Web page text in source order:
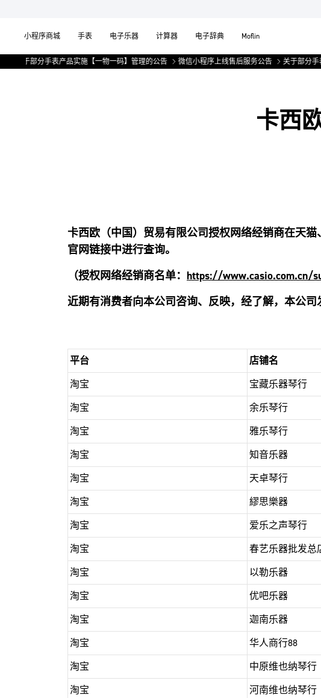
小程序商城 手表 电子乐器 计算器 电子辞典 Moflin
于部分手表产品实施【一物一码】管理的公告 微信小程序上线售后服务公告 关于部分手表产
卡西
卡西欧（中国）贸易有限公司授权网络经销商在天
官网链接中进行查询。
（授权网络经销商名单： https://www.casio.com.cn/
近期有消费者向本公司咨询、反映，经了解，本公司
平台
店铺名
淘宝
宝藏乐器琴行
淘宝
余乐琴行
淘宝
雅乐琴行
淘宝
知音乐器
淘宝
天卓琴行
淘宝
繆思樂器
淘宝
爱乐之声琴行
淘宝
春艺乐器批发总
淘宝
以勒乐器
淘宝
优吧乐器
淘宝
迦南乐器
淘宝
华人商行88
淘宝
中原维也纳琴行
淘宝
河南维也纳琴行